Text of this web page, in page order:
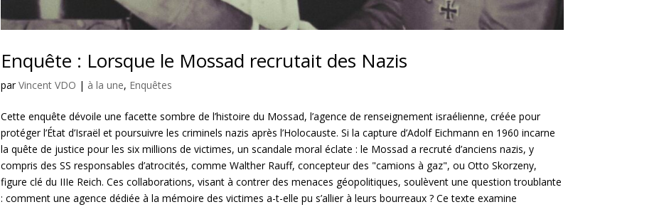
Enquête : Lorsque le Mossad recrutait des Nazis
parVincent VDO | à la une, Enquêtes
Cette enquête dévoile une facette sombre de l’histoire du Mossad, l’agence de renseignement israélienne, créée pour
protéger l’État d’Israël et poursuivre les criminels nazis après l’Holocauste. Si la capture d’Adolf Eichmann en 1960 incarne
la quête de justice pour les six millions de victimes, un scandale moral éclate : le Mossad a recruté d’anciens nazis, y
compris des SS responsables d’atrocités, comme Walther Rauff, concepteur des "camions à gaz", ou Otto Skorzeny,
figure clé du IIIe Reich. Ces collaborations, visant à contrer des menaces géopolitiques, soulèvent une question troublante
: comment une agence dédiée à la mémoire des victimes a-t-elle pu s’allier à leurs bourreaux ? Ce texte examine